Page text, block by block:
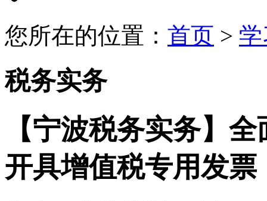
您所在的位置： 首页 >
税务实务
【宁波税务实务】
开具增值税专用发票